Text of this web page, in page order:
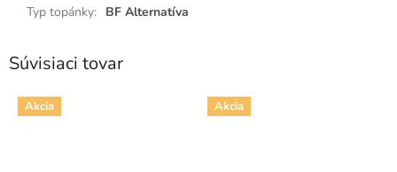
Typ topánky: BF Alternatíva
Súvisiaci tovar
Akcia Akcia